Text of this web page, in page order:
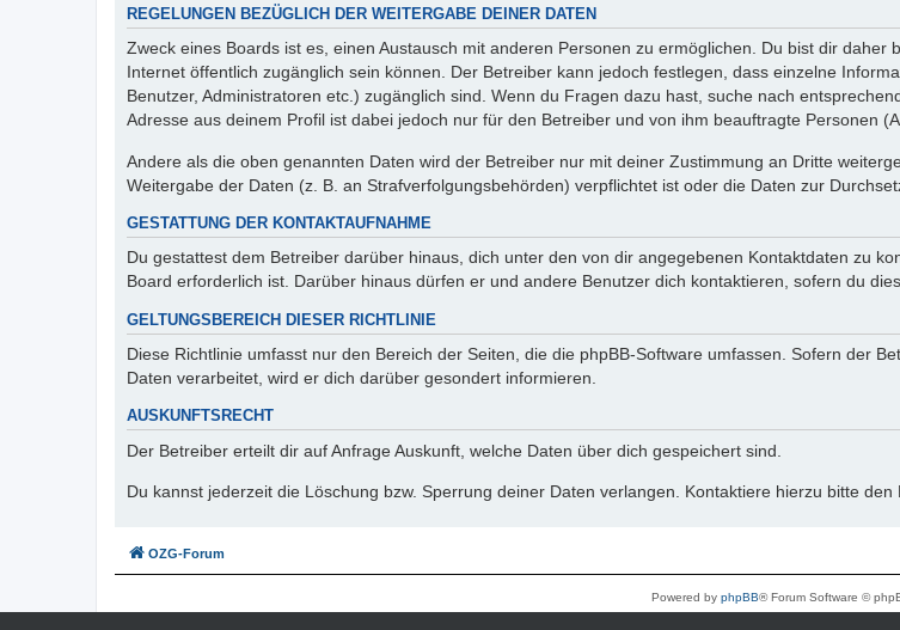
REGELUNGEN BEZÜGLICH DER WEITERGABE DEINER DATEN
Zweck eines Boards ist es, einen Austausch mit anderen Personen zu ermöglichen. Du bist dir
Internet öffentlich zugänglich sein können. Der Betreiber kann jedoch festlegen, dass einzelne
Benutzer, Administratoren etc.) zugänglich sind. Wenn du Fragen dazu hast, suche nach
Adresse aus deinem Profil ist dabei jedoch nur für den Betreiber und von ihm beauftragte Personen
Andere als die oben genannten Daten wird der Betreiber nur mit deiner Zustimmung an Dritte
Weitergabe der Daten (z. B. an Strafverfolgungsbehörden) verpflichtet ist oder die Daten zur
GESTATTUNG DER KONTAKTAUFNAHME
Du gestattest dem Betreiber darüber hinaus, dich unter den von dir angegebenen Kontaktdaten zu
Board erforderlich ist. Darüber hinaus dürfen er und andere Benutzer dich kontaktieren, sofern du
GELTUNGSBEREICH DIESER RICHTLINIE
Diese Richtlinie umfasst nur den Bereich der Seiten, die die phpBB-Software umfassen. Sofern der
Daten verarbeitet, wird er dich darüber gesondert informieren.
AUSKUNFTSRECHT
Der Betreiber erteilt dir auf Anfrage Auskunft, welche Daten über dich gespeichert sind.
Du kannst jederzeit die Löschung bzw. Sperrung deiner Daten verlangen. Kontaktiere hierzu bitte den
OZG-Forum
Powered by phpBB® Forum Software ©